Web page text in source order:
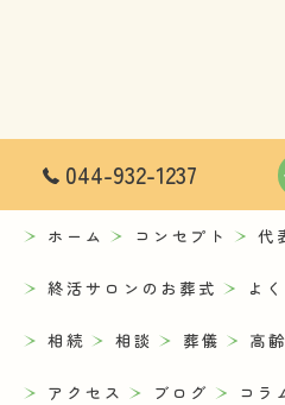
044-932-1237
ホーム コンセプト 代
終活サロンのお葬式 よ
相続 相談 葬儀 高
アクセス ブログ コラ